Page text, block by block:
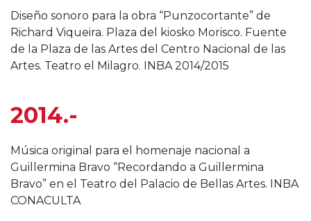
Diseño sonoro para la obra “Punzocortante” de
Richard Viqueira. Plaza del kiosko Morisco. Fuente
de la Plaza de las Artes del Centro Nacional de las
Artes. Teatro el Milagro. INBA 2014/2015
2014.-
Música original para el homenaje nacional a
Guillermina Bravo “Recordando a Guillermina
Bravo” en el Teatro del Palacio de Bellas Artes. INBA
CONACULTA